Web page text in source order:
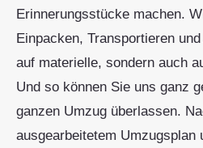
Erinnerungsstücke machen.
Einpacken, Transportieren
auf materielle, sondern auch
Und so können Sie uns ganz
ganzen Umzug überlassen.
ausgearbeitetem Umzugsplan